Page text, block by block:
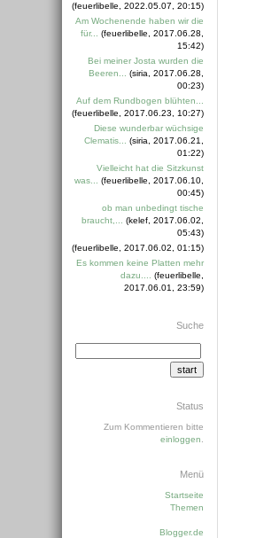
(feuerlibelle, 2022.05.07, 20:15)
Am Wochenende haben wir die
für...
(feuerlibelle, 2017.06.28,
15:42)
Bei meiner Josta wurden die
Beeren...
(siria, 2017.06.28,
00:23)
Auf dem Rundbogen blühten...
(feuerlibelle, 2017.06.23, 10:27)
Diese wunderbar wüchsige
Clematis...
(siria, 2017.06.21,
01:22)
Vielleicht hat die Sitzkunst
was...
(feuerlibelle, 2017.06.10,
00:45)
ob man unbedingt tische
braucht,...
(kelef, 2017.06.02,
05:43)
(feuerlibelle, 2017.06.02, 01:15)
Es kommen keine Platten mehr
dazu....
(feuerlibelle,
2017.06.01, 23:59)
Suche
Status
Zum Kommentieren bitte
einloggen
Menü
Startseite
Themen
Blogger.de